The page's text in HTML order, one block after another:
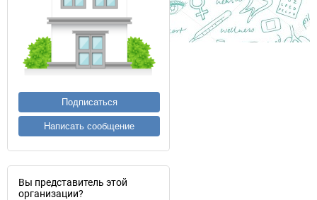
Подписаться
Написать сообщение
Вы представитель этой
организации?